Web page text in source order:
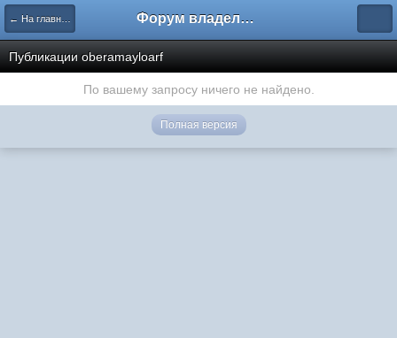
← На главную Форум владельцев интернет-магазинов
Публикации oberamayloarf
По вашему запросу ничего не найдено.
Полная версия